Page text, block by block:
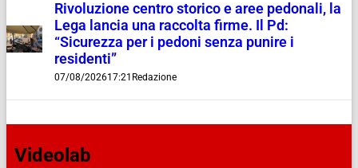
Rivoluzione centro storico e aree pedonali, la
Lega lancia una raccolta firme. Il Pd:
“Sicurezza per i pedoni senza punire i
residenti”
07/08/202617:21 Redazione
Videolab